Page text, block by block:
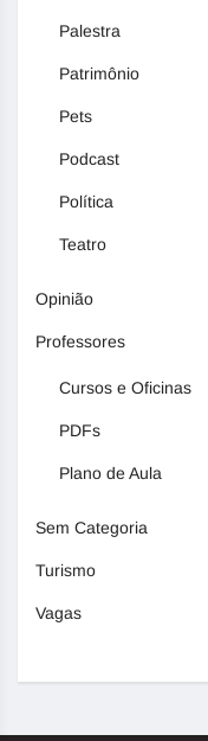
Palestra
Patrimônio
Pets
Podcast
Política
Teatro
Opinião
Professores
Cursos e Oficinas
PDFs
Plano de Aula
Sem Categoria
Turismo
Vagas